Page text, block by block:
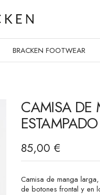
BRACKEN FOOTWEAR
CAMISA DE
85,00 €
Camisa de manga
de botones frontal y en